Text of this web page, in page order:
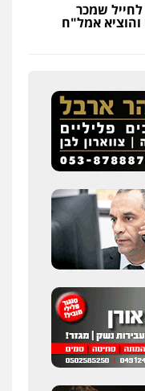
שמכר
והוציא אמל"ח